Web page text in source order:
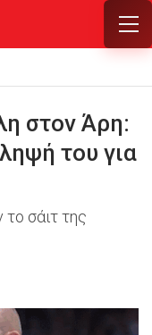
στον Άρη:
του για
σάιτ της